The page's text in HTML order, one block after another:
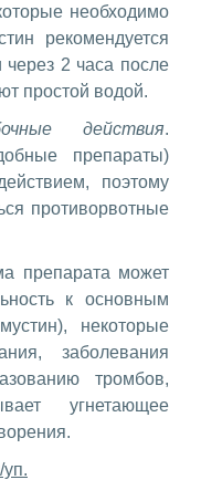
необходимо
рекомендуется
2 часа после
простой водой.
действия.
препараты)
поэтому
противорвотные
препарата может
к основным
некоторые
заболевания
тромбов,
угнетающее